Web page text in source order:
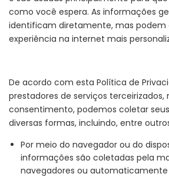
como você espera. As informações
identificam diretamente, mas podem
experiência na internet mais
De acordo com esta Política de
prestadores de serviços terceirizados,
consentimento, podemos coletar seus
diversas formas, incluindo, entre
Por meio do navegador ou do
informações são coletadas pela
navegadores ou